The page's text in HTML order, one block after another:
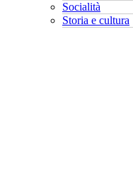
Socialità
Storia e cultura